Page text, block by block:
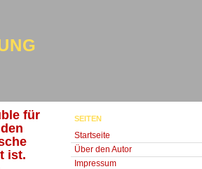
für
ist.
SEITEN
Startseite
Über den Autor
Impressum